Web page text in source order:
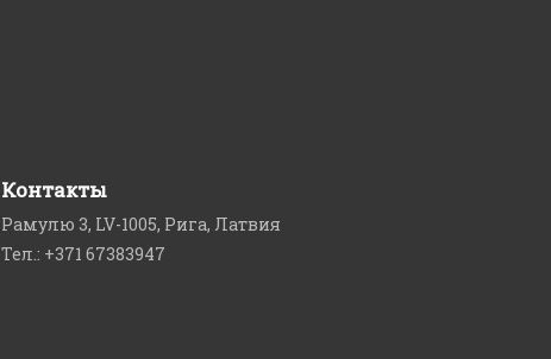
Контакты
Рамулю 3, LV-1005, Рига, Латвия
Тел.: +371 67383947